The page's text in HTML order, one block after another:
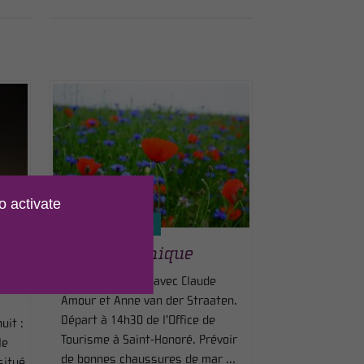
:
Sortie botanique
Sortie botanique avec Claude
Amour et Anne van der Straaten.
Départ à 14h30 de l’Office de
Tourisme à Saint-Honoré. Prévoir
de bonnes chaussures de mar ...
activate